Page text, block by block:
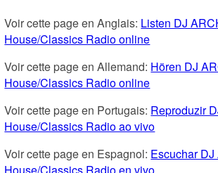
Voir cette page en Anglais: Listen DJ
House/Classics Radio online
Voir cette page en Allemand: Hören DJ
House/Classics Radio online
Voir cette page en Portugais: Reproduzir
House/Classics Radio ao vivo
Voir cette page en Espagnol: Escuchar
House/Classics Radio en vivo